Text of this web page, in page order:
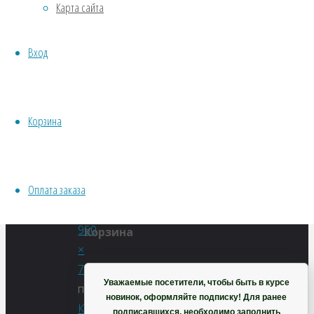
Карта сайта
Вход
Корзина
Оплата заказаПолный
950
×
706
пикселей
Камелия
Водные
Весь перечень семян магазина
Кашпо, горшки
Корзина
Уважаемые посетители, чтобы быть в курсе
новинок, оформляйте подписку! Для ранее